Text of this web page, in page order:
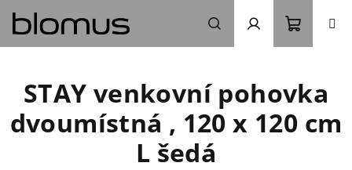
obsah
Hledat Přihlášení
košík
STAY venkovní pohovka
dvoumístná , 120 x 120 cm
L šedá